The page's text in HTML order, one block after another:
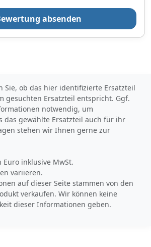
absenden
Sie, ob das hier identifizierte Ersatzteil
gesuchten Ersatzteil entspricht. Ggf.
notwendig, um
das gewählte Ersatzteil auch für ihr
stehen wir Ihnen gerne zur
inklusive MwSt.
variieren.
auf dieser Seite stammen von den
verkaufen. Wir können keine
dieser Informationen geben.